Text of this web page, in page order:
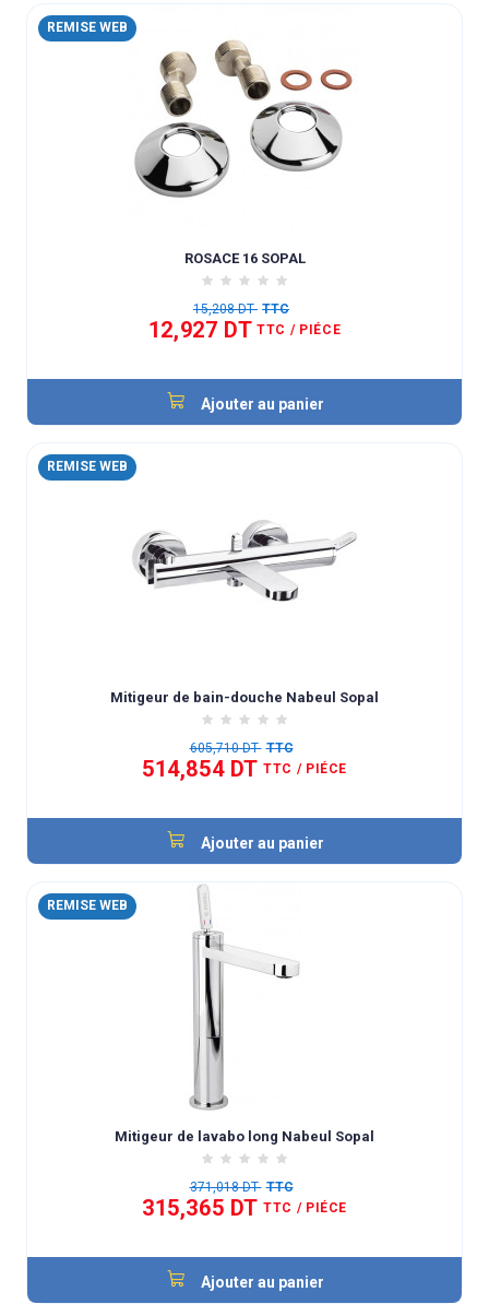
REMISE WEB
ROSACE 16 SOPAL
15,208 DT TTC
12,927 DT TTC / PIÉCE
Ajouter au panier
REMISE WEB
Mitigeur de bain-douche Nabeul Sopal
605,710 DT TTC
514,854 DT TTC / PIÉCE
Ajouter au panier
REMISE WEB
Mitigeur de lavabo long Nabeul Sopal
371,018 DT TTC
315,365 DT TTC / PIÉCE
Ajouter au panier